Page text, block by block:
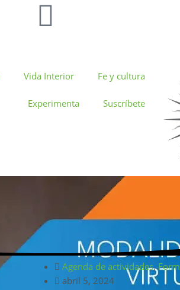
Vida Interior Fe y cultura
Experimenta Suscríbete
Agenda de actividades,
abril 5, 2024